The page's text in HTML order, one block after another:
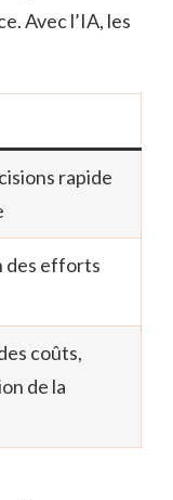
Avec l’IA, les
rapide
des efforts
coûts,
de la